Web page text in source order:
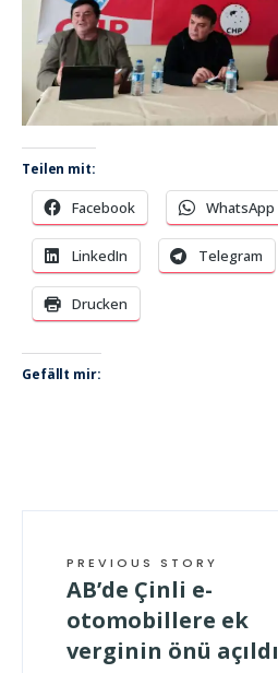
Teilen mit:
Facebook WhatsApp
LinkedIn Telegram
Drucken
Gefällt mir:
PREVIOUS STORY
AB’de Çinli e-
otomobillere ek
verginin önü açıldı